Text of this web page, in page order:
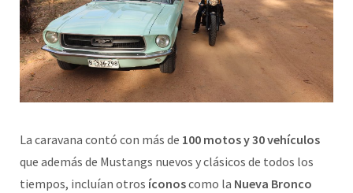
La caravana contó con más de 100 motos y 30 vehículos
que además de Mustangs nuevos y clásicos de todos los
tiempos, incluían otros íconoscomo la Nueva Bronco